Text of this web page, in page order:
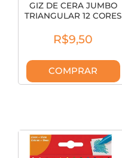
GIZ DE CERA JUMBO
TRIANGULAR 12 CORES
R$9,50
COMPRAR